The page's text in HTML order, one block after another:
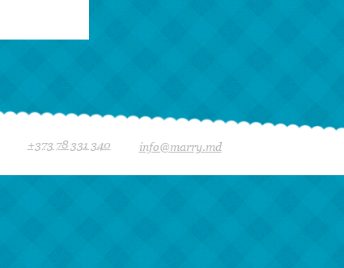
+373 78 331 340 info@marry.md